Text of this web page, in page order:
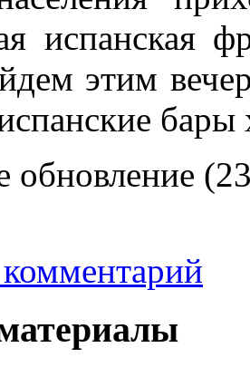
испанская
этим
бары
обновление